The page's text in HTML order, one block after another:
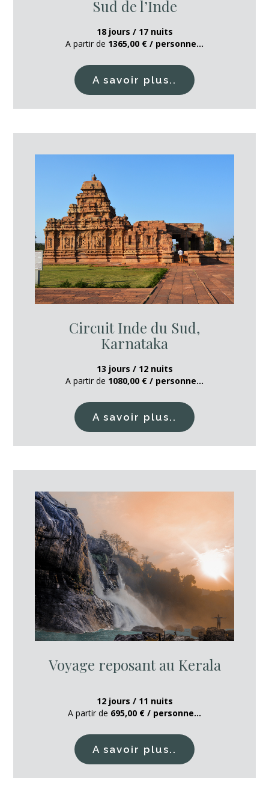
Sud de l’Inde
18 jours / 17 nuits
A partir de 1365,00 € / personne...
A savoir plus..
Circuit Inde du Sud,
Karnataka
13 jours / 12 nuits
A partir de 1080,00 € / personne...
A savoir plus..
Voyage reposant au Kerala
12 jours / 11 nuits
A partir de 695,00 € / personne...
A savoir plus..